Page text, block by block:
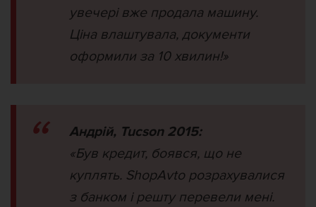
увечері вже продала машину.
Ціна влаштувала, документи
оформили за 10 хвилин!»
Андрій, Tucson 2015:
«Був кредит, боявся, що не
куплять. ShopAvto розрахувалися
з банком і решту перевели мені.